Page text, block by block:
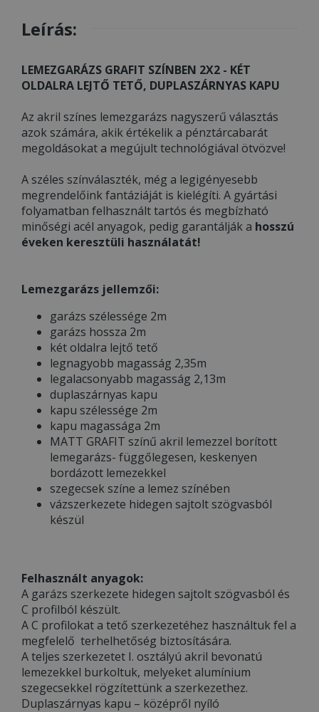
Leírás:
LEMEZGARÁZS GRAFIT SZÍNBEN 2X2 - KÉT
OLDALRA LEJTŐ TETŐ, DUPLASZÁRNYAS KAPU
Az akril színes lemezgarázs nagyszerű választás
azok számára, akik értékelik a pénztárcabarát
megoldásokat a megújult technológiával ötvözve!
A széles színválaszték, még a legigényesebb
megrendelőink fantáziáját is kielégíti. A gyártási
folyamatban felhasznált tartós és megbízható
minőségi acél anyagok, pedig garantálják a hosszú
éveken keresztüli használatát!
Lemezgarázs jellemzői:
garázs szélessége 2m
garázs hossza 2m
két oldalra lejtő tető
legnagyobb magasság 2,35m
legalacsonyabb magasság 2,13m
duplaszárnyas kapu
kapu szélessége 2m
kapu magassága 2m
MATT GRAFIT színű akril lemezzel borított
lemegarázs- függőlegesen, keskenyen
bordázott lemezekkel
szegecsek színe a lemez színében
vázszerkezete hidegen sajtolt szögvasból
készül
Felhasznált anyagok:
A garázs szerkezete hidegen sajtolt szögvasból és
C profilból készült.
A C profilokat a tető szerkezetéhez használtuk fel a
megfelelő terhelhetőség biztosítására.
A teljes szerkezetet I. osztályú akril bevonatú
lemezekkel burkoltuk, melyeket alumínium
szegecsekkel rögzítettünk a szerkezethez.
Duplaszárnyas kapu – középről nyíló